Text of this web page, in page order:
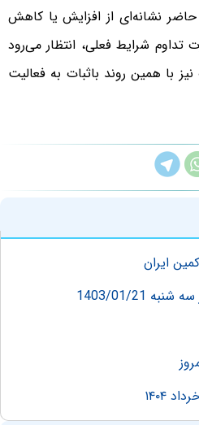
نشانه‌ای از افزایش یا کاهش
شرایط فعلی، انتظار می‌رود
با همین روند باثبات به فعالیت
ایران
01/21